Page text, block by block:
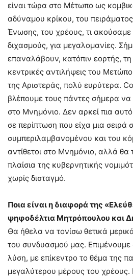
είναι τώρα στο Μέτωπο ως
αδύναμου κρίκου, του
Ένωσης, του χρέους, τι ακούσαμε
διχασμούς, για μεγαλομανίες.
επαναλάβουν, κατόπιν εορτής, τη
κεντρικές αντιλήψεις του
της Αριστεράς, πολύ ευρύτερα.
βλέπουμε τους πάντες σήμερα να
στο Μνημόνιο. Δεν αρκεί πια
σε περίπτωση που είχα μια σειρά
συμπεριλαμβανομένου και του
αντίθετοι στο Μνημόνιο, αλλά
πλαίσια της κυβερνητικής
χωρίς δισταγμό.
Ποια είναι η διαφορά της
ψηφοδέλτια Μητρόπουλου και
Θα ήθελα να τονίσω θετικά μερικά
του συνδυασμού μας. Επιμένουμε
λύση, με επίκεντρο το θέμα της
μεγαλύτερου μέρους του χρέους.